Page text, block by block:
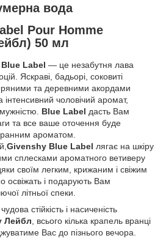
вода
Pour Homme
50 мл
Lаbel — це незабутня лава
Яскраві, бадьорі, соковиті
та деревними акордами
чоловічий аромат,
Вlue Lаbel дасть Вам
та все ваше оточення буде
ароматом.
Givеnshy Вlue Lаbel лягає на шкіру
сплесками ароматного ветиверу
своїм легким, крижаним і свіжим
освіжать і подарують Вам
літньої спеки.
стійкість і насиченість
Лейбл , всього кілька крапель вранці
Вас до пізнього вечора.